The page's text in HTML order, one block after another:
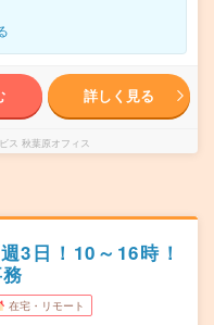
詳しく見る
ス 秋葉原オフィス
3日！10～16時！
在宅・リモート